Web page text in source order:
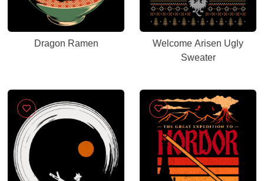
Dragon Ramen
Welcome Arisen Ugly
Sweater